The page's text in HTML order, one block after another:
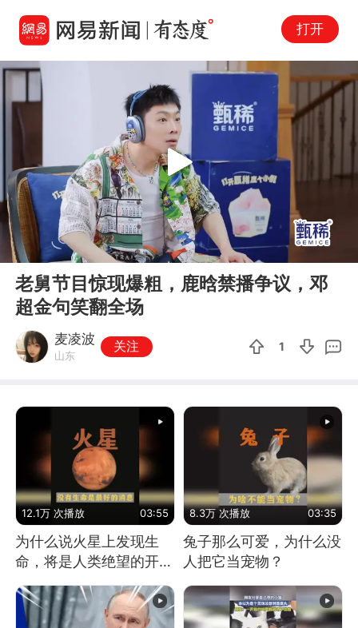
打开
00:00 00:39
Play
老舅节目惊现爆粗，鹿晗禁播争议，邓
超金句笑翻全场
麦凌波
山东
关注 1
12.1万 次播放 03:55
为什么说火星上发现生
命，将是人类绝望的开
始？
8.3万 次播放 03:35
兔子那么可爱，为什么没
人把它当宠物？